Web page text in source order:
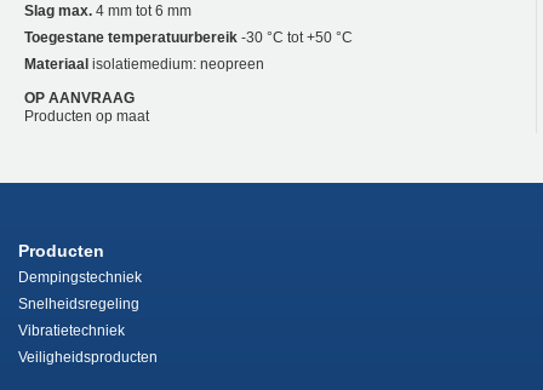
Slag max. 4 mm tot 6 mm
Toegestane temperatuurbereik -30 °C tot +50 °C
Materiaal isolatiemedium: neopreen
OP AANVRAAG
Producten op maat
Producten
Dempingstechniek
Snelheidsregeling
Vibratietechniek
Veiligheidsproducten